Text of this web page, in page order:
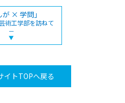
が × 学問」
術工学部を訪ねて
－
▼
イトTOPへ戻る